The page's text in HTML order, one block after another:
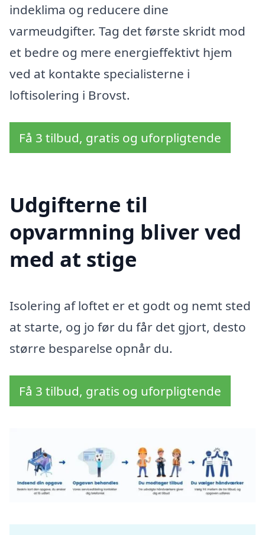
indeklima og reducere dine
varmeudgifter. Tag det første skridt mod
et bedre og mere energieffektivt hjem
ved at kontakte specialisterne i
loftisolering i Brovst.
Få 3 tilbud, gratis og uforpligtende
Udgifterne til
opvarmning bliver ved
med at stige
Isolering af loftet er et godt og nemt sted
at starte, og jo før du får det gjort, desto
større besparelse opnår du.
Få 3 tilbud, gratis og uforpligtende